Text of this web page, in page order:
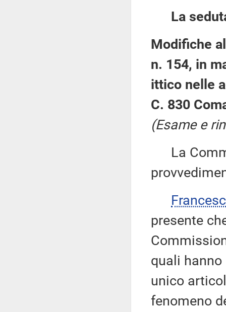
La
Modifiche
n. 154, in
ittico nelle
C. 830
(Esame e
La
presente
quali
unico
fenomeno